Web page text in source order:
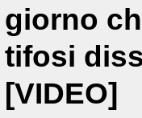
giorno
tifosi
[VIDEO]